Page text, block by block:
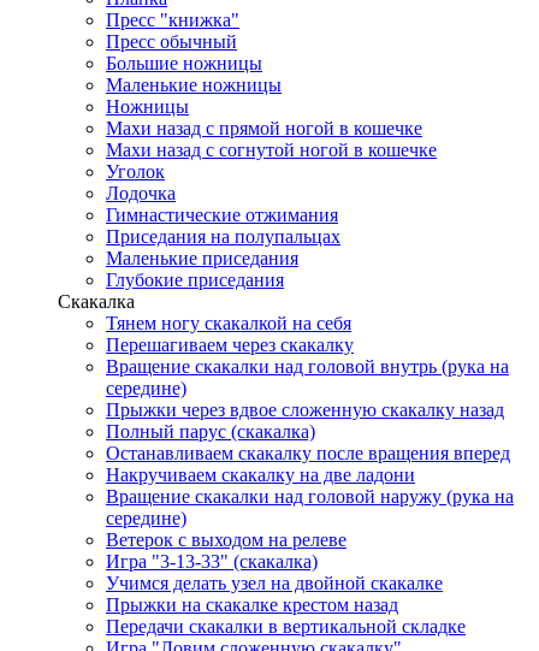
Пресс "книжка"
Пресс обычный
Большие ножницы
Маленькие ножницы
Ножницы
Махи назад с прямой ногой в кошечке
Махи назад с согнутой ногой в кошечке
Уголок
Лодочка
Гимнастические отжимания
Приседания на полупальцах
Маленькие приседания
Глубокие приседания
Скакалка
Тянем ногу скакалкой на себя
Перешагиваем через скакалку
Вращение скакалки над головой внутрь (рука на
середине)
Прыжки через вдвое сложенную скакалку назад
Полный парус (скакалка)
Останавливаем скакалку после вращения вперед
Накручиваем скакалку на две ладони
Вращение скакалки над головой наружу (рука на
середине)
Ветерок с выходом на релеве
Игра "3-13-33" (скакалка)
Учимся делать узел на двойной скакалке
Прыжки на скакалке крестом назад
Передачи скакалки в вертикальной складке